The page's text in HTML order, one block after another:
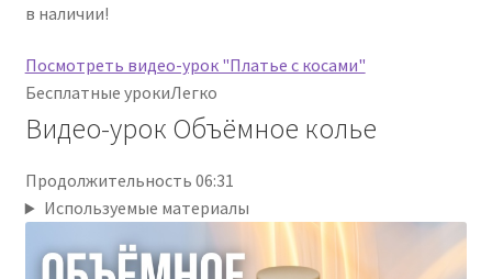
в наличии!
Посмотреть видео-урок "Платье с косами"
Бесплатные урокиЛегко
Видео-урок Объёмное колье
Продолжительность 06:31
Используемые материалы